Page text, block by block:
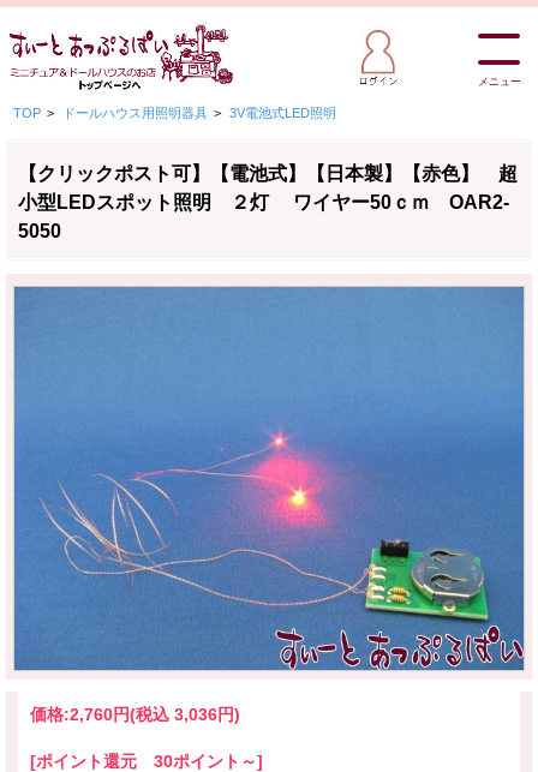
メニュー
TOP > ドールハウス用照明器具 > 3V電池式LED照明
【クリックポスト可】【電池式】【日本製】【赤色】 超
小型LEDスポット照明 ２灯 ワイヤー50ｃｍ OAR2-
5050
価格:2,760円(税込 3,036円)
[ポイント還元 30ポイント～]